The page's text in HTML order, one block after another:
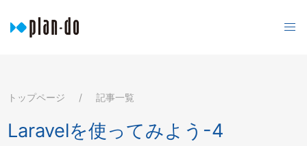
トップページ 記事一覧
Laravelを使ってみよう-4